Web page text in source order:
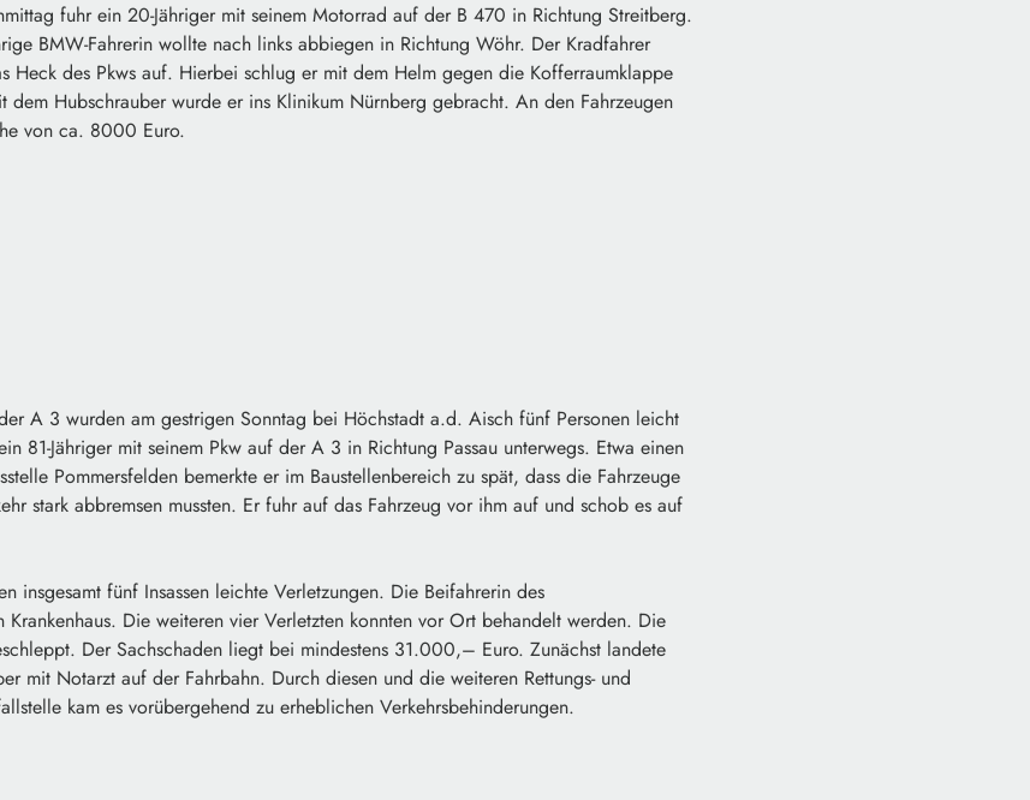
fuhr ein 20-Jähriger mit seinem Motorrad auf der B 470 in Richtung Streitberg.
BMW-Fahrerin wollte nach links abbiegen in Richtung Wöhr. Der Kradfahrer
Heck des Pkws auf. Hierbei schlug er mit dem Helm gegen die Kofferraumklappe
dem Hubschrauber wurde er ins Klinikum Nürnberg gebracht. An den Fahrzeugen
von ca. 8000 Euro.
A 3 wurden am gestrigen Sonntag bei Höchstadt a.d. Aisch fünf Personen leicht
81-Jähriger mit seinem Pkw auf der A 3 in Richtung Passau unterwegs. Etwa einen
Pommersfelden bemerkte er im Baustellenbereich zu spät, dass die Fahrzeuge
stark abbremsen mussten. Er fuhr auf das Fahrzeug vor ihm auf und schob es auf
insgesamt fünf Insassen leichte Verletzungen. Die Beifahrerin des
Krankenhaus. Die weiteren vier Verletzten konnten vor Ort behandelt werden. Die
Der Sachschaden liegt bei mindestens 31.000,– Euro. Zunächst landete
mit Notarzt auf der Fahrbahn. Durch diesen und die weiteren Rettungs- und
kam es vorübergehend zu erheblichen Verkehrsbehinderungen.